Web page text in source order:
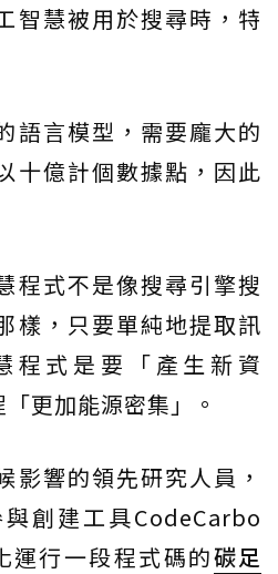
智慧被用於搜尋時，特
語言模型，需要龐大的
十億計個數據點，因此
程式不是像搜尋引擎搜
樣，只要單純地提取訊
程式是要「產生新資
更加能源密集」。
影響的領先研究人員，
創建工具CodeCarbo
運行一段程式碼的碳足